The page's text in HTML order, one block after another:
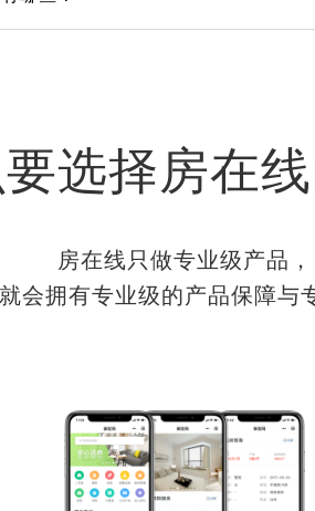
选择房在
房在线只做专业级产品，
会拥有专业级的产品保障与